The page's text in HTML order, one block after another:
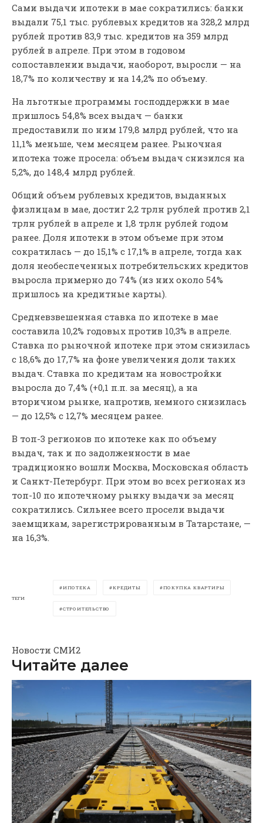
Сами выдачи ипотеки в мае сократились: банки
выдали 75,1 тыс. рублевых кредитов на 328,2 млрд
рублей против 83,9 тыс. кредитов на 359 млрд
рублей в апреле. При этом в годовом
сопоставлении выдачи, наоборот, выросли — на
18,7% по количеству и на 14,2% по объему.
На льготные программы господдержки в мае
пришлось 54,8% всех выдач — банки
предоставили по ним 179,8 млрд рублей, что на
11,1% меньше, чем месяцем ранее. Рыночная
ипотека тоже просела: объем выдач снизился на
5,2%, до 148,4 млрд рублей.
Общий объем рублевых кредитов, выданных
физлицам в мае, достиг 2,2 трлн рублей против 2,1
трлн рублей в апреле и 1,8 трлн рублей годом
ранее. Доля ипотеки в этом объеме при этом
сократилась — до 15,1% с 17,1% в апреле, тогда как
доля необеспеченных потребительских кредитов
выросла примерно до 74% (из них около 54%
пришлось на кредитные карты).
Средневзвешенная ставка по ипотеке в мае
составила 10,2% годовых против 10,3% в апреле.
Ставка по рыночной ипотеке при этом снизилась
с 18,6% до 17,7% на фоне увеличения доли таких
выдач. Ставка по кредитам на новостройки
выросла до 7,4% (+0,1 п.п. за месяц), а на
вторичном рынке, напротив, немного снизилась
— до 12,5% с 12,7% месяцем ранее.
В топ-3 регионов по ипотеке как по объему
выдач, так и по задолженности в мае
традиционно вошли Москва, Московская область
и Санкт-Петербург. При этом во всех регионах из
топ-10 по ипотечному рынку выдачи за месяц
сократились. Сильнее всего просели выдачи
заемщикам, зарегистрированным в Татарстане, —
на 16,3%.
ТЕГИ
ИПОТЕКА КРЕДИТЫ ПОКУПКА КВАРТИРЫ
СТРОИТЕЛЬСТВО
Новости СМИ2
Читайте далее